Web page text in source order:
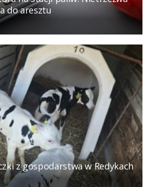
do aresztu
z gospodarstwa w Redykach